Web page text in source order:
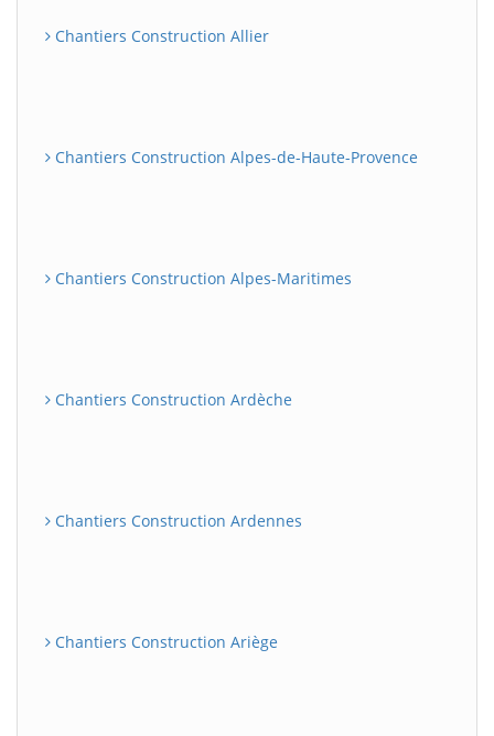
Chantiers Construction Allier
Chantiers Construction Alpes-de-Haute-Provence
Chantiers Construction Alpes-Maritimes
Chantiers Construction Ardèche
Chantiers Construction Ardennes
Chantiers Construction Ariège